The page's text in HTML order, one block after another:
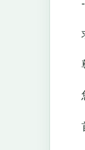
-可
求
尊
首